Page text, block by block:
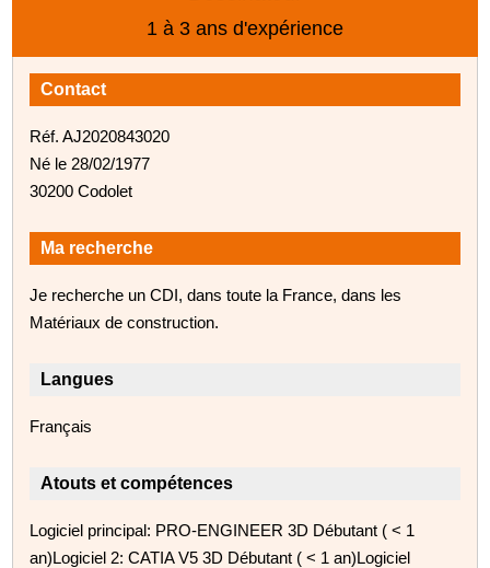
1 à 3 ans d'expérience
Contact
Réf. AJ2020843020
Né le 28/02/1977
30200 Codolet
Ma recherche
Je recherche un CDI, dans toute la France, dans les
Matériaux de construction.
Langues
Français
Atouts et compétences
Logiciel principal: PRO-ENGINEER 3D Débutant ( < 1
an)Logiciel 2: CATIA V5 3D Débutant ( < 1 an)Logiciel